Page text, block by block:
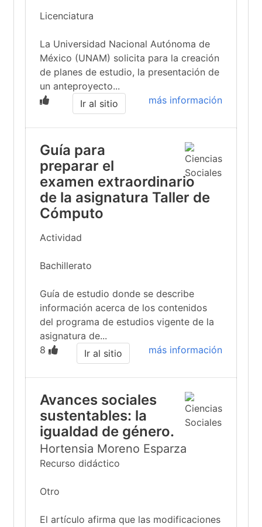
Licenciatura
La Universidad Nacional Autónoma de
México (UNAM) solicita para la creación
de planes de estudio, la presentación de
un anteproyecto...
más información
Ir al sitio
Guía para
preparar el
examen extraordinario
de la asignatura Taller de
Cómputo
Actividad
Bachillerato
Guía de estudio donde se describe
información acerca de los contenidos
del programa de estudios vigente de la
asignatura de...
8
más información
Ir al sitio
Avances sociales
sustentables: la
igualdad de género.
Hortensia Moreno Esparza
Recurso didáctico
Otro
El artículo afirma que las modificaciones